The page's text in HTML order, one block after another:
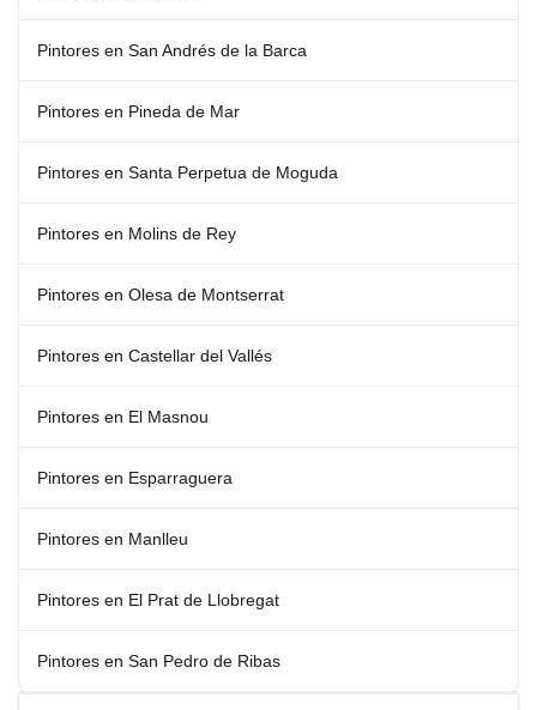
Pintores en San Andrés de la Barca
Pintores en Pineda de Mar
Pintores en Santa Perpetua de Moguda
Pintores en Molins de Rey
Pintores en Olesa de Montserrat
Pintores en Castellar del Vallés
Pintores en El Masnou
Pintores en Esparraguera
Pintores en Manlleu
Pintores en El Prat de Llobregat
Pintores en San Pedro de Ribas